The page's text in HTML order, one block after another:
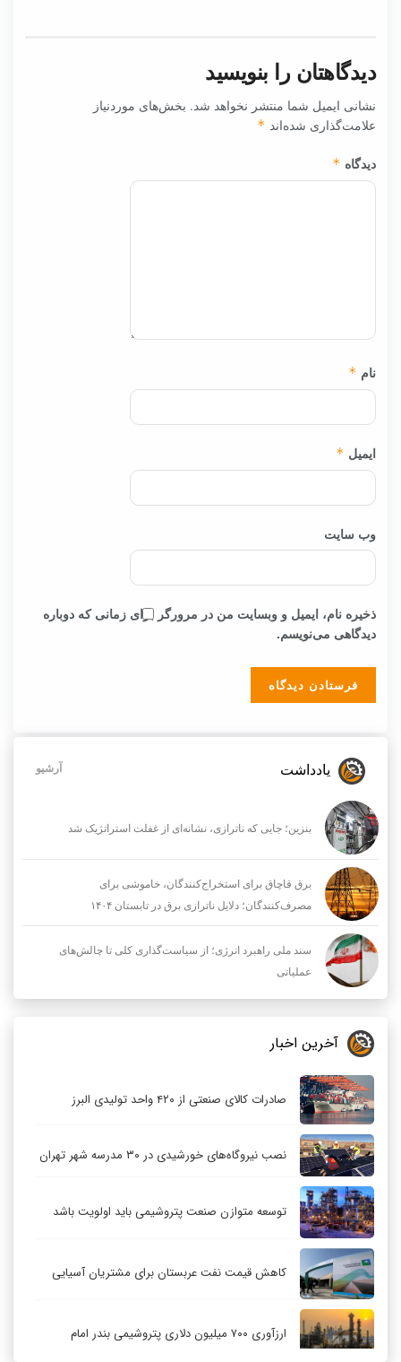
دیدگاهتان را بنویسید
نشانی ایمیل شما منتشر نخواهد شد. بخش‌های موردنیاز
علامت‌گذاری شده‌اند *
دیدگاه *
نام *
ایمیل *
وب‌ سایت
ذخیره نام، ایمیل و وبسایت من در مرورگر برای زمانی که دوباره
دیدگاهی می‌نویسم.
یادداشت آرشیو
بنزین؛ جایی که ناترازی، نشانه‌ای از غفلت استراتژیک شد
برق قاچاق برای استخراج‌کنندگان، خاموشی برای
مصرف‌کنندگان؛ دلایل ناترازی برق در تابستان ۱۴۰۴
سند ملی راهبرد انرژی؛ از سیاست‌گذاری کلی تا چالش‌های
عملیاتی
آخرین اخبار
صادرات کالای صنعتی از ۴۲۰ واحد تولیدی البرز
نصب نیروگاه‌های خورشیدی در ۳۰ مدرسه شهر تهران
توسعه متوازن صنعت پتروشیمی باید اولویت باشد
کاهش قیمت نفت عربستان برای مشتریان آسیایی
ارزآوری ۷۰۰ میلیون دلاری پتروشیمی بندر امام